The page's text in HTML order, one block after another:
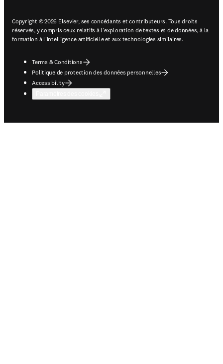
Copyright © 2026 Elsevier, ses concédants et contributeurs. Tous droits
réservés, y compris ceux relatifs à l'exploration de textes et de données, à la
formation à l'intelligence artificielle et aux technologies similaires.
Terms & Conditions
Politique de protection des données personnelles
Accessibility